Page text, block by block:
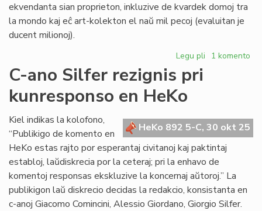
ekvendanta sian proprieton, inkluzive de kvardek domoj tra
la mondo kaj eĉ art-kolekton el naŭ mil pecoj (evaluitan je
ducent milionoj).
Legu pli pri
al
bankroto
1 komento
C-ano Silfer rezignis pri
kunresponso en HeKo
HeKo 892 5-C, 30 okt 25
Kiel indikas la kolofono,
“Publikigo de komento en
HeKo estas rajto por esperantaj civitanoj kaj paktintaj
establoj, laŭdiskrecia por la ceteraj; pri la enhavo de
komentoj responsas ekskluzive la koncernaj aŭtoroj.” La
publikigon laŭ diskrecio decidas la redakcio, konsistanta en
c-anoj Giacomo Comincini, Alessio Giordano, Giorgio Silfer.